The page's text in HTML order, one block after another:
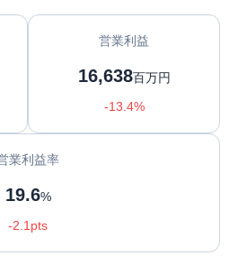
営業利益
16,638百万円
-13.4%
業利益率
19.6%
-2.1pts